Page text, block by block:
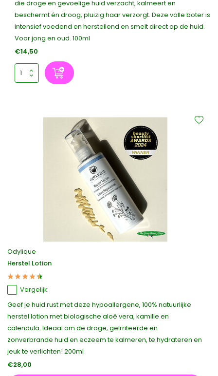
die droge en gevoelige huid verzacht, kalmeert en
beschermt én droog, pluizig haar verzorgt. Deze volle boter is
intensief voedend en herstellend en smelt direct op de huid.
Voor jong en oud. 100ml
€14,50
Odylique
Herstel Lotion
Vergelijk
Geef je huid rust met deze hypoallergene, 100% natuurlijke
herstel lotion met biologische aloë vera, kamille en
calendula. Ideaal om de droge, geïrriteerde en
zonverbrande huid en eczeem te kalmeren, te hydrateren en
jeuk te verlichten! 200ml
€28,00